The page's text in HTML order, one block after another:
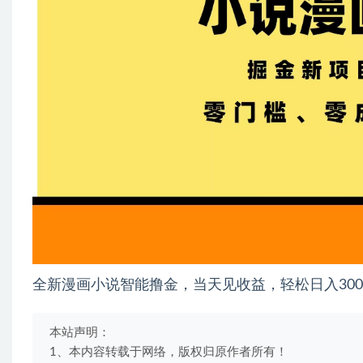
全新漫画小说智能撸金，当天见收益，轻松日入
本站声明：
1、本内容转载于网络，版权归原作者所有！